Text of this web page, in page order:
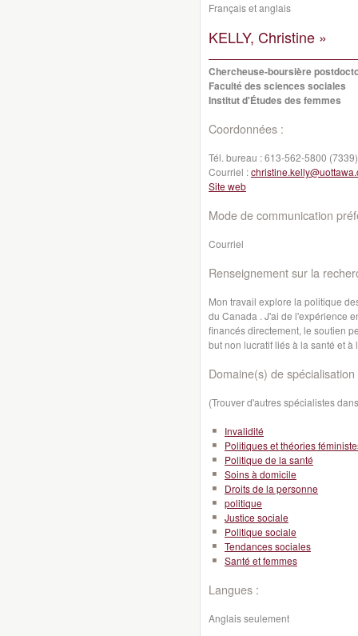
Français et anglais
KELLY, Christine »
Chercheuse-boursière
Faculté des sciences sociales
Institut d'Études des femmes
Coordonnées :
Tél. bureau :613-562-5800 (7339)
Courriel :
Site web
Mode de communication
Courriel
Renseignement sur la
Mon travail explore la politique
du Canada . J'ai de l'expérience
financés directement, le soutien
but non lucratif liés à la santé et
Domaine(s) de spécialisation
(Trouver d'autres spécialistes
Invalidité
Politiques et théories
Politique de la santé
Soins à domicile
Droits de la personne
politique
Justice sociale
Politique sociale
Tendances sociales
Santé et femmes
Langues :
Anglais seulement